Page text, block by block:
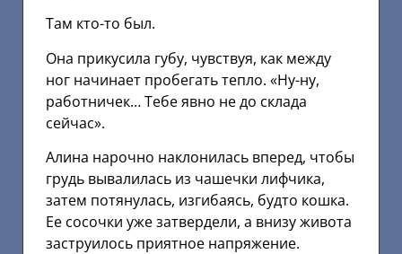
Там кто-то был.
Она прикусила губу, чувствуя, как между
ног начинает пробегать тепло. «Ну-ну,
работничек… Тебе явно не до склада
сейчас».
Алина нарочно наклонилась вперед, чтобы
грудь вывалилась из чашечки лифчика,
затем потянулась, изгибаясь, будто кошка.
Ее сосочки уже затвердели, а внизу живота
заструилось приятное напряжение.